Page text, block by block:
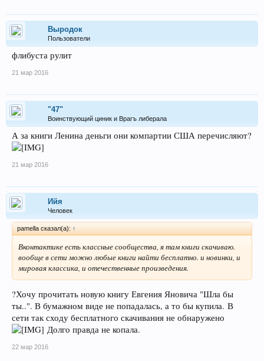
Выродок
Пользователи
флибуста рулит
21 мар 2016
"47"
Воинствующий циник и Врагъ либерала
А за книги Ленина деньги они компартии США перечисляют?
21 мар 2016
Ийя
Человек
pamella сказал(а): ↑
Вконтактике есть классные сообщества, я там книги скачиваю.
вообще в сети можно любые книги найти бесплатно. и новинки, и
мировая классика, и отечественные произведения.
?Хочу прочитать новую книгу Евгения Яновича "Шла бы
ты..". В бумажном виде не попадалась, а то бы купила. В
сети так сходу бесплатного скачивания не обнаружено
Долго правда не копала.
22 мар 2016